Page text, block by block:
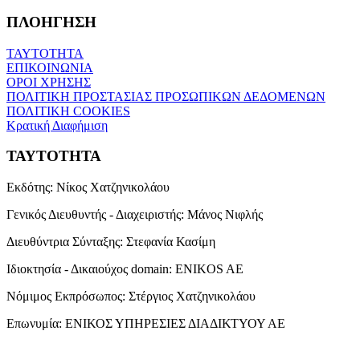
ΠΛΟΗΓΗΣΗ
ΤΑΥΤΟΤΗΤΑ
ΕΠΙΚΟΙΝΩΝΙΑ
ΟΡΟΙ ΧΡΗΣΗΣ
ΠΟΛΙΤΙΚΗ ΠΡΟΣΤΑΣΙΑΣ ΠΡΟΣΩΠΙΚΩΝ ΔΕΔΟΜΕΝΩΝ
ΠΟΛΙΤΙΚΗ COOKIES
Κρατική Διαφήμιση
ΤΑΥΤΟΤΗΤΑ
Εκδότης: Νίκος Χατζηνικολάου
Γενικός Διευθυντής - Διαχειριστής: Μάνος Νιφλής
Διευθύντρια Σύνταξης: Στεφανία Κασίμη
Ιδιοκτησία - Δικαιούχος domain: ENIKOS AE
Νόμιμος Εκπρόσωπος: Στέργιος Χατζηνικολάου
Επωνυμία: ΕΝΙΚΟΣ ΥΠΗΡΕΣΙΕΣ ΔΙΑΔΙΚΤΥΟΥ ΑΕ